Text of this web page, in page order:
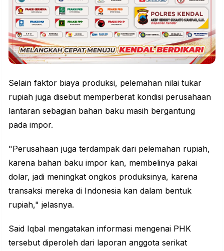
Selain faktor biaya produksi, pelemahan nilai tukar
rupiah juga disebut memperberat kondisi perusahaan
lantaran sebagian bahan baku masih bergantung
pada impor.
"Perusahaan juga terdampak dari pelemahan rupiah,
karena bahan baku impor kan, membelinya pakai
dolar, jadi meningkat ongkos produksinya, karena
transaksi mereka di Indonesia kan dalam bentuk
rupiah," jelasnya.
Said Iqbal mengatakan informasi mengenai PHK
tersebut diperoleh dari laporan anggota serikat